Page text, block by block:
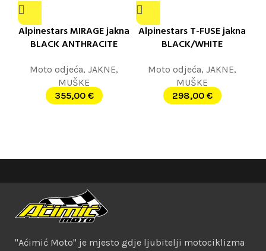
Alpinestars MIRAGE jakna
BLACK ANTHRACITE
Moto odjeća, JAKNE,
MUŠKE
355,00 €
Alpinestars T-FUSE jakna
BLACK/WHITE
Moto odjeća, JAKNE,
MUŠKE
298,00 €
"Aćimić Moto" je mjesto gdje ljubitelji motociklizma